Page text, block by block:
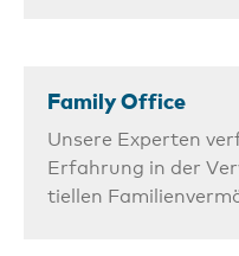
Family Office
Unsere Experten
Erfahrung in der
tiellen